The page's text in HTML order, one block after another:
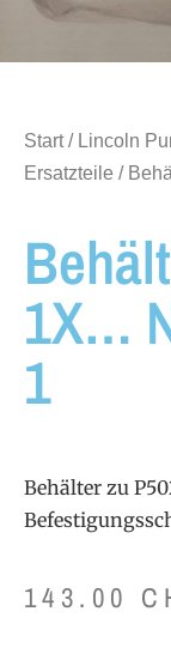
Start/ Lincoln
Ersatzteile /
1X…
1
Behälter zu
143.00